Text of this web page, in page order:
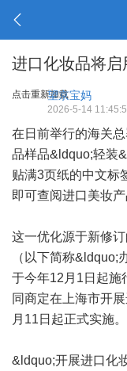
进口化妆品将启
点击重新加载望京宝妈
2026-5-14
在日前举行的海关
品样品&ldquo;轻装
贴满3页纸的中文标
即可查阅进口美妆
这一优化源于新修
（以下简称&ldquo;
于今年12月1日起施
同商定在上海市开
月11日起正式实施。
&ldquo;开展进口化